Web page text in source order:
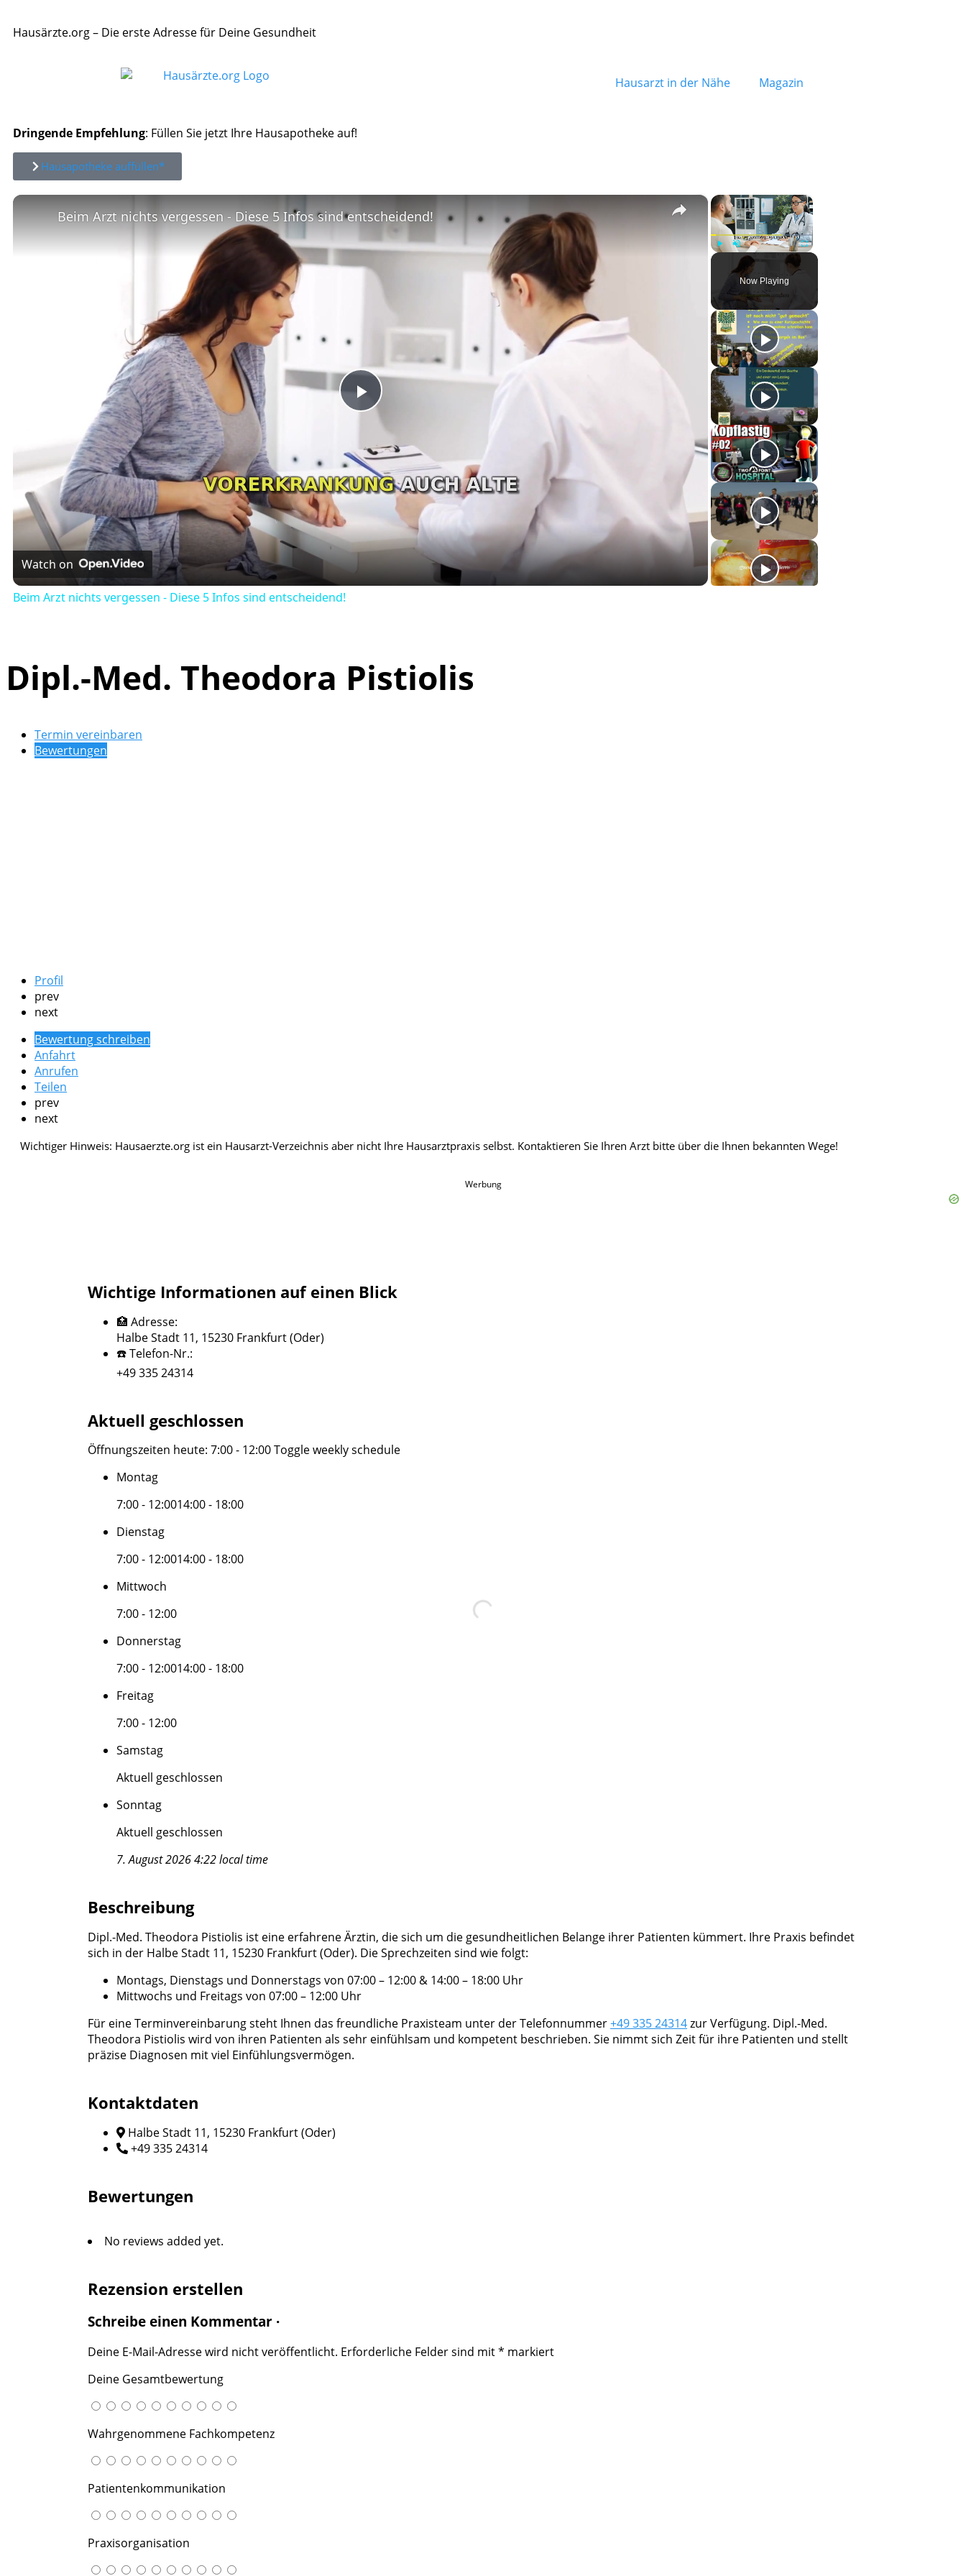
Hausärzte.org – Die erste Adresse für Deine Gesundheit
Hausarzt in der Nähe Magazin
Dringende Empfehlung: Füllen Sie jetzt Ihre Hausapotheke auf!
Hausapotheke auffüllen*
×
Unmute Fullscreen
Now Playing
×
Play
Video
Beim Arzt nichts vergessen - Diese 5 Infos sind entscheidend!
Watch on
Beim Arzt nichts vergessen - Diese 5 Infos sind entscheidend!
Dipl.-Med. Theodora Pistiolis
Termin vereinbaren
Bewertungen
Profil
prev
next
Bewertung schreiben
Anfahrt
Anrufen
Teilen
prev
next
Werbung
Wichtige Informationen auf einen Blick
🏥 Adresse:
Halbe Stadt 11, 15230 Frankfurt (Oder)
☎️ Telefon-Nr.:
+49 335 24314
Aktuell geschlossen
Öffnungszeiten heute: 7:00 - 12:00Toggle weekly schedule
Montag
7:00 - 12:0014:00 - 18:00
Dienstag
7:00 - 12:0014:00 - 18:00
Mittwoch
7:00 - 12:00
Donnerstag
7:00 - 12:0014:00 - 18:00
Freitag
7:00 - 12:00
Samstag
Aktuell geschlossen
Sonntag
Aktuell geschlossen
7. August 2026 4:22 local time
Beschreibung
Dipl.-Med. Theodora Pistiolis ist eine erfahrene Ärztin, die sich um die gesundheitlichen Belange ihrer Patienten kümmert. Ihre Praxis befindet
sich in der Halbe Stadt 11, 15230 Frankfurt (Oder). Die Sprechzeiten sind wie folgt:
Montags, Dienstags und Donnerstags von 07:00 – 12:00 & 14:00 – 18:00 Uhr
Mittwochs und Freitags von 07:00 – 12:00 Uhr
Für eine Terminvereinbarung steht Ihnen das freundliche Praxisteam unter der Telefonnummer+49 335 24314zur Verfügung. Dipl.-Med.
Theodora Pistiolis wird von ihren Patienten als sehr einfühlsam und kompetent beschrieben. Sie nimmt sich Zeit für ihre Patienten und stellt
präzise Diagnosen mit viel Einfühlungsvermögen.
Kontaktdaten
Halbe Stadt 11, 15230 Frankfurt (Oder)
+49 335 24314
Bewertungen
No reviews added yet.
Rezension erstellen
Schreibe einen Kommentar ·
Deine E-Mail-Adresse wird nicht veröffentlicht. Erforderliche Felder sind mit* markiert
Deine Gesamtbewertung
Wahrgenommene Fachkompetenz
Patientenkommunikation
Praxisorganisation